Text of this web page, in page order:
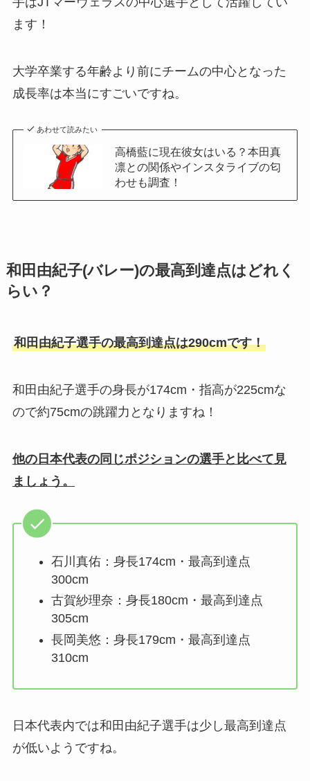
ます！
大学卒業する年齢より前にチームの中心となった
成長率は本当にすごいですね。
あわせて読みたい
高橋藍に現在彼女はいる？本田真
凛との関係やインスタライブの匂
わせも調査！
和田由紀子(バレー)の最高到達点はどれく
らい？
和田由紀子選手の最高到達点は290cmです！
和田由紀子選手の身長が174cm・指高が225cmな
ので約75cmの跳躍力となりますね！
他の日本代表の同じポジションの選手と比べて見
ましょう。
石川真佑：身長174cm・最高到達点
300cm
古賀紗理奈：身長180cm・最高到達点
305cm
長岡美悠：身長179cm・最高到達点
310cm
日本代表内では和田由紀子選手は少し最高到達点
が低いようですね。